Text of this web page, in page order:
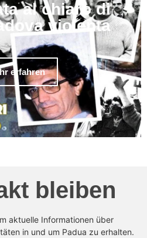
al chiaro di
violenta
erfahren
bleiben
aktuelle Informationen über
in und um Padua zu erhalten.